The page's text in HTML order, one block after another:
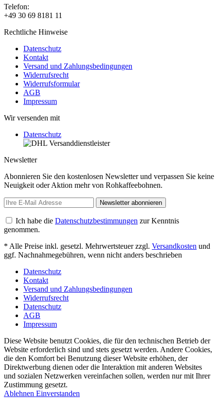
Telefon:
+49 30 69 8181 11
Rechtliche Hinweise
Datenschutz
Kontakt
Versand und Zahlungsbedingungen
Widerrufsrecht
Widerrufsformular
AGB
Impressum
Wir versenden mit
Datenschutz
Newsletter
Abonnieren Sie den kostenlosen Newsletter und verpassen Sie keine
Neuigkeit oder Aktion mehr von Rohkaffeebohnen.
Newsletter abonnieren
Ich habe die Datenschutzbestimmungen zur Kenntnis
genommen.
* Alle Preise inkl. gesetzl. Mehrwertsteuer zzgl. Versandkosten und
ggf. Nachnahmegebühren, wenn nicht anders beschrieben
Datenschutz
Kontakt
Versand und Zahlungsbedingungen
Widerrufsrecht
Datenschutz
AGB
Impressum
Diese Website benutzt Cookies, die für den technischen Betrieb der
Website erforderlich sind und stets gesetzt werden. Andere Cookies,
die den Komfort bei Benutzung dieser Website erhöhen, der
Direktwerbung dienen oder die Interaktion mit anderen Websites
und sozialen Netzwerken vereinfachen sollen, werden nur mit Ihrer
Zustimmung gesetzt.
Ablehnen Einverstanden